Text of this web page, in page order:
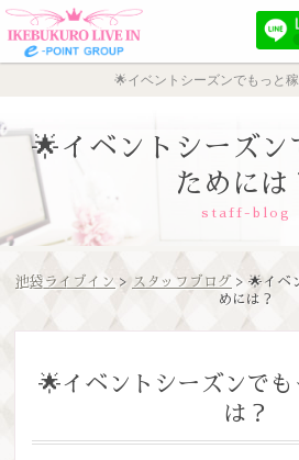
🌟イベントシーズンでもっと
🌟イベントシーズン
ためには
staff-blog
池袋ライブイン > スタッフブログ > 🌟イベ
めには？
🌟イベントシーズンでも
は？